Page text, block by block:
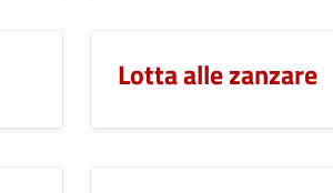
Lotta alle zanzare